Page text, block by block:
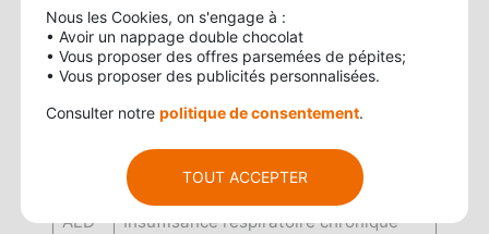
ALD
11
Hemophilies et affections
constitutionnelles de l'hemostase
12
Hypertension arterielle severe
Maladie coronaire
ALD
Insuffisance respiratoire chronique
Nous les Cookies, on s'engage à :
• Avoir un nappage double chocolat
• Vous proposer des offres parsemées de pépites;
• Vous proposer des publicités personnalisées.
Consulter notre politique de consentement.
TOUT ACCEPTER